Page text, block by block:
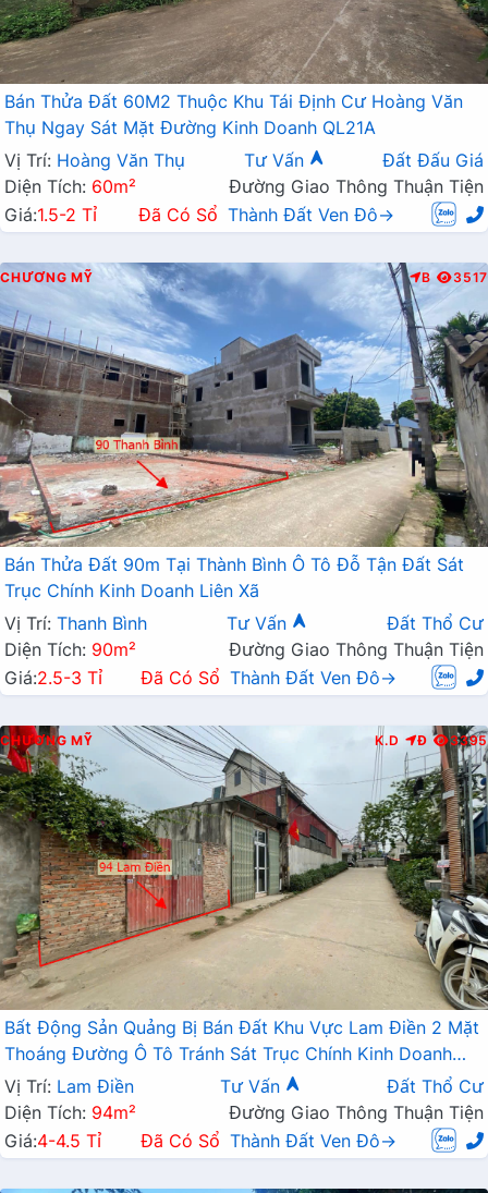
Bán Thửa Đất 60M2 Thuộc Khu Tái Định Cư Hoàng Văn
Thụ Ngay Sát Mặt Đường Kinh Doanh QL21A
Vị Trí: Hoàng Văn Thụ Tư Vấn
Đất Đấu Giá
Diện Tích: 60m²
Đường Giao Thông Thuận Tiện
Giá:1.5-2 Tỉ Đã Có Sổ Thành Đất Ven Đô→
CHƯƠNG MỸ B 3517
Bán Thửa Đất 90m Tại Thành Bình Ô Tô Đỗ Tận Đất Sát
Trục Chính Kinh Doanh Liên Xã
Vị Trí: Thanh Bình Tư Vấn
Đất Thổ Cư
Diện Tích: 90m²
Đường Giao Thông Thuận Tiện
Giá:2.5-3 Tỉ Đã Có Sổ Thành Đất Ven Đô→
CHƯƠNG MỸ K.D Đ 3395
Bất Động Sản Quảng Bị Bán Đất Khu Vực Lam Điền 2 Mặt
Thoáng Đường Ô Tô Tránh Sát Trục Chính Kinh Doanh
Liên Xã
Vị Trí: Lam Điền Tư Vấn
Đất Thổ Cư
Diện Tích: 94m²
Đường Giao Thông Thuận Tiện
Giá:4-4.5 Tỉ Đã Có Sổ Thành Đất Ven Đô→